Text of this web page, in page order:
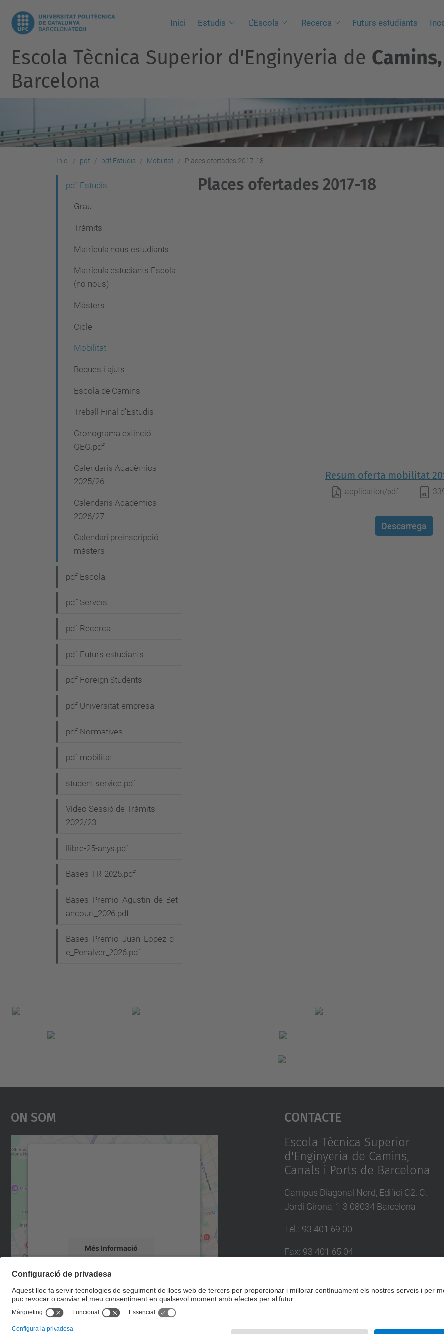
Inici Estudis L'Escola Recerca Futurs estudiants
Escola Tècnica Superior d'Enginyeria de
Barcelona
Inici pdf pdf Estudis Mobilitat Places ofertades 2017-18
Places ofertades 2017-18
Resum oferta mobilitat
application/pdf
Descarrega
pdf Estudis
Grau
Tràmits
Matrícula nous estudiants
Matrícula estudiants Escola
(no nous)
Màsters
Cicle
Mobilitat
Beques i ajuts
Escola de Camins
Treball Final d'Estudis
Cronograma extinció
GEG.pdf
Calendaris Acadèmics
2025/26
Calendaris Acadèmics
2026/27
Calendari preinscripció
màsters
pdf Escola
pdf Serveis
pdf Recerca
pdf Futurs estudiants
pdf Foreign Students
pdf Universitat-empresa
pdf Normatives
pdf mobilitat
student service.pdf
Vídeo Sessió de Tràmits
2022/23
llibre-25-anys.pdf
Bases-TR-2025.pdf
Bases_Premio_Agustin_de_Bet
ancourt_2026.pdf
Bases_Premio_Juan_Lopez_d
e_Penalver_2026.pdf
On Som
Més Informació
Accepta
powered byUsercentrics Consent
Management Platform
Contacte
Escola Tècnica Superior
d'Enginyeria de Camins,
Canals i Ports de Barcelona
Campus Diagonal Nord, Edifici C2. C.
Jordi Girona, 1-3 08034 Barcelona
Tel.: 93 401 69 00
Fax: 93 401 65 04
Formulari de contacte